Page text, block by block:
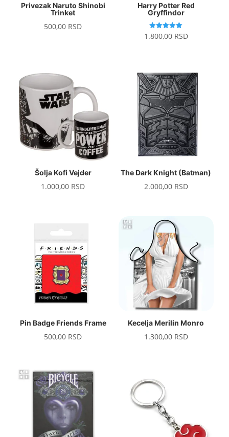
Privezak Naruto Shinobi
Trinket
500,00 RSD
Harry Potter Red
Gryffindor
Ocenjeno
sa
1.800,00 RSD
Šolja Kofi Vejder
1.000,00 RSD
The Dark Knight (Batman)
2.000,00 RSD
Pin Badge Friends Frame
500,00 RSD
Kecelja Merilin Monro
1.300,00 RSD